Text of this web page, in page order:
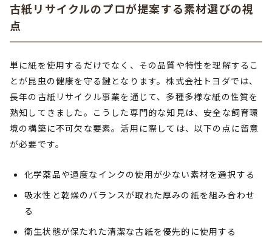
古紙リサイクルのプロが提案する素材選びの視
点
単に紙を使用するだけでなく、その品質や特性を理解するこ
とが昆虫の健康を守る鍵となります。株式会社トヨダでは、
長年の古紙リサイクル事業を通じて、多種多様な紙の性質を
熟知してきました。こうした専門的な知見は、安全な飼育環
境の構築に不可欠な要素。活用に際しては、以下の点に留意
が必要です。
化学薬品や過度なインクの使用が少ない素材を選択する
吸水性と乾燥のバランスが取れた厚みの紙を組み合わせ
る
衛生状態が保たれた清潔な古紙を優先的に使用する